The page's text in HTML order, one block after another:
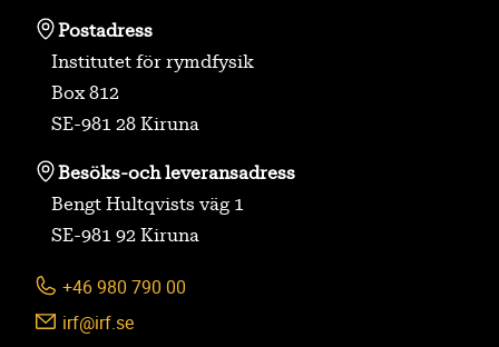
Postadress
Institutet för rymdfysik
Box 812
SE-981 28 Kiruna
Besöks-och leveransadress
Bengt Hultqvists väg 1
SE-981 92 Kiruna
+46 980 790 00
irf@irf.se